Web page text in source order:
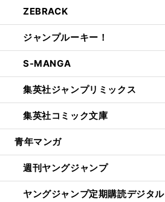
ZEBRACK
ジャンプルーキー！
S-MANGA
集英社ジャンプリミックス
集英社コミック文庫
青年マンガ
週刊ヤングジャンプ
ヤングジャンプ定期購読デジタル